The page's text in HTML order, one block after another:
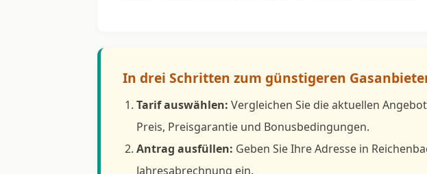
In drei Schritten zum günstigeren
Tarif auswählen: Vergleichen Sie die aktuellen
Preis, Preisgarantie und Bonusbedingungen.
Antrag ausfüllen: Geben Sie Ihre Adresse in
Jahresabrechnung ein.